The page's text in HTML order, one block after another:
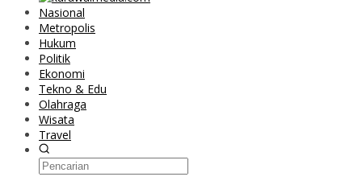
Nasional
Metropolis
Hukum
Politik
Ekonomi
Tekno & Edu
Olahraga
Wisata
Travel